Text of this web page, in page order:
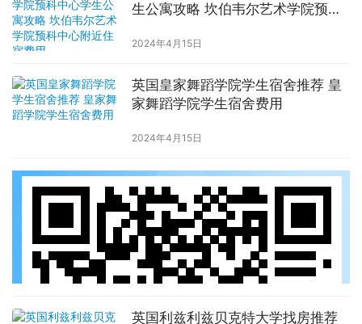
生公寓攻略 坎伯韦尔艺术学院预科
2024年4月15日
英国皇家舞蹈学院学生宿舍推荐 皇
家舞蹈学院学生宿舍费用
2024年4月15日
英国利兹利兹贝克特大学找房推荐